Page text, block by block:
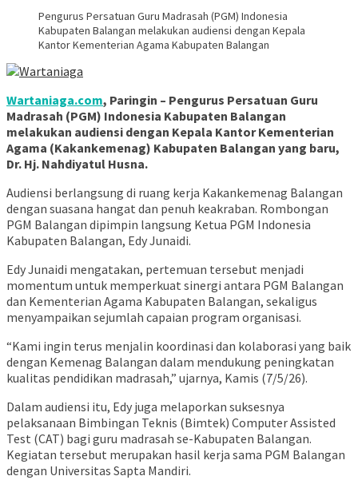
Pengurus Persatuan Guru Madrasah (PGM) Indonesia
Kabupaten Balangan melakukan audiensi dengan Kepala
Kantor Kementerian Agama Kabupaten Balangan
Wartaniaga.com, Paringin – Pengurus Persatuan Guru
Madrasah (PGM) Indonesia Kabupaten Balangan
melakukan audiensi dengan Kepala Kantor Kementerian
Agama (Kakankemenag) Kabupaten Balangan yang baru,
Dr. Hj. Nahdiyatul Husna.
Audiensi berlangsung di ruang kerja Kakankemenag Balangan
dengan suasana hangat dan penuh keakraban. Rombongan
PGM Balangan dipimpin langsung Ketua PGM Indonesia
Kabupaten Balangan, Edy Junaidi.
Edy Junaidi mengatakan, pertemuan tersebut menjadi
momentum untuk memperkuat sinergi antara PGM Balangan
dan Kementerian Agama Kabupaten Balangan, sekaligus
menyampaikan sejumlah capaian program organisasi.
“Kami ingin terus menjalin koordinasi dan kolaborasi yang baik
dengan Kemenag Balangan dalam mendukung peningkatan
kualitas pendidikan madrasah,” ujarnya, Kamis (7/5/26).
Dalam audiensi itu, Edy juga melaporkan suksesnya
pelaksanaan Bimbingan Teknis (Bimtek) Computer Assisted
Test (CAT) bagi guru madrasah se-Kabupaten Balangan.
Kegiatan tersebut merupakan hasil kerja sama PGM Balangan
dengan Universitas Sapta Mandiri.